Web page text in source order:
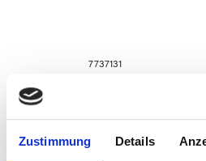
Zustimmung Details
7737131